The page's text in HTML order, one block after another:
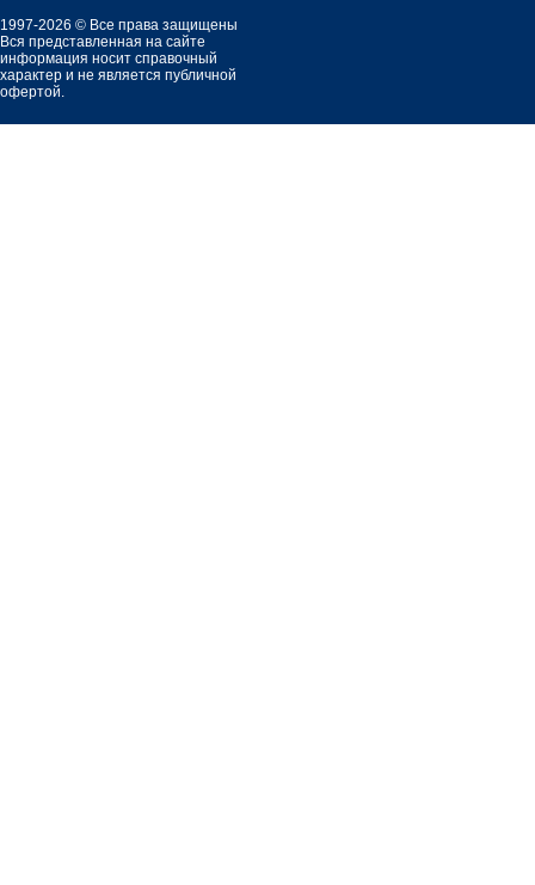
1997-2026 © Все права защищены
Вся представленная на сайте
информация носит справочный
характер и не является публичной
офертой.